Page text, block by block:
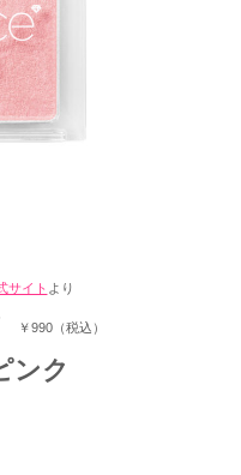
サイト より
￥990（税込）
ンク